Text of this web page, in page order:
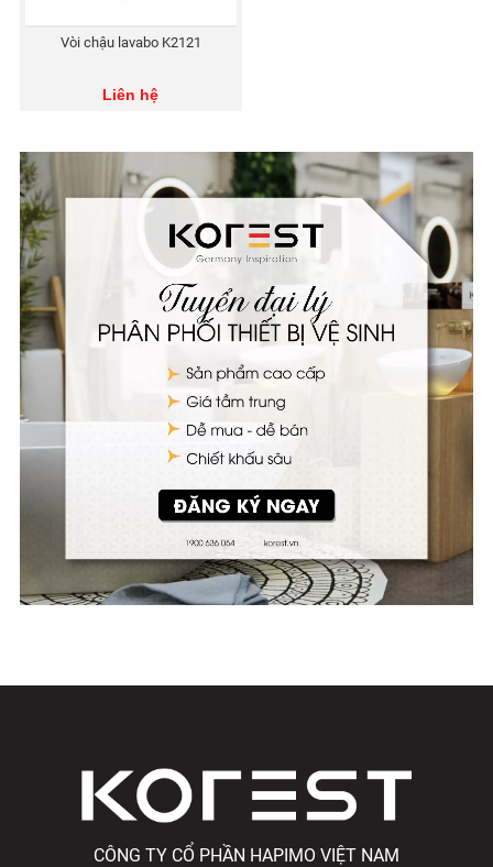
Vòi chậu lavabo K2121
Liên hệ
CÔNG TY CỔ PHẦN HAPIMO VIỆT NAM